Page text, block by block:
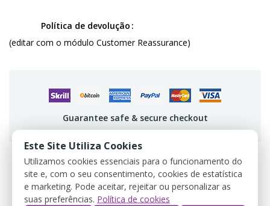
Política de devolução
(editar com o módulo Customer Reassurance)
Guarantee safe & secure checkout
DESCRIPCIÓN
Este Site Utiliza Cookies
Utilizamos cookies essenciais para o funcionamento do
site e, com o seu consentimento, cookies de estatística
e marketing. Pode aceitar, rejeitar ou personalizar as
suas preferências. Política de cookies